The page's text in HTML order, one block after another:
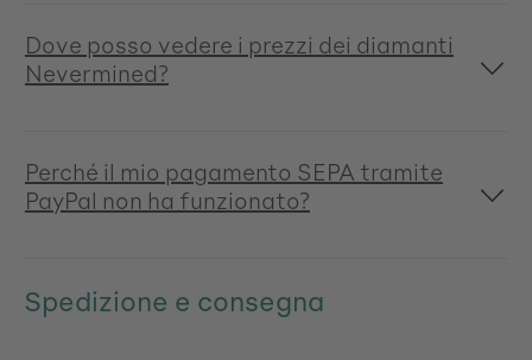
Dove posso vedere i prezzi dei diamanti
Nevermined?
Perché il mio pagamento SEPA tramite
PayPal non ha funzionato?
Spedizione e consegna